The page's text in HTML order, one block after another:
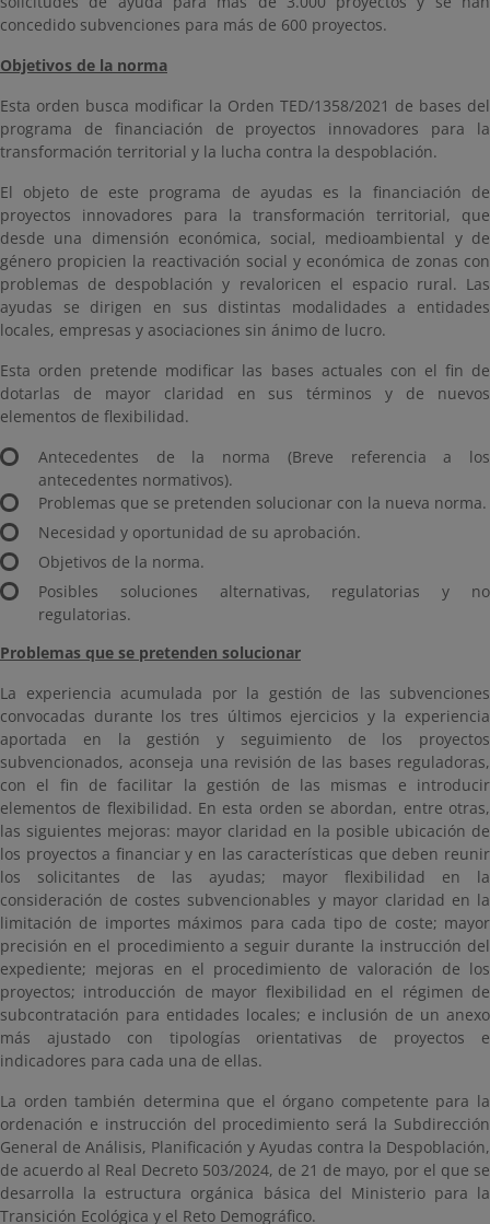
concedido subvenciones para más de 600 proyectos.
Objetivos de la norma
Esta orden busca modificar la Orden TED/1358/2021 de bases del
programa de financiación de proyectos innovadores para la
transformación territorial y la lucha contra la despoblación.
El objeto de este programa de ayudas es la financiación de
proyectos innovadores para la transformación territorial, que
desde una dimensión económica, social, medioambiental y de
género propicien la reactivación social y económica de zonas con
problemas de despoblación y revaloricen el espacio rural. Las
ayudas se dirigen en sus distintas modalidades a entidades
locales, empresas y asociaciones sin ánimo de lucro.
Esta orden pretende modificar las bases actuales con el fin de
dotarlas de mayor claridad en sus términos y de nuevos
elementos de flexibilidad.
Antecedentes de la norma (Breve referencia a los
antecedentes normativos).
Problemas que se pretenden solucionar con la nueva norma.
Necesidad y oportunidad de su aprobación.
Objetivos de la norma.
Posibles soluciones alternativas, regulatorias y no
regulatorias.
Problemas que se pretenden solucionar
La experiencia acumulada por la gestión de las subvenciones
convocadas durante los tres últimos ejercicios y la experiencia
aportada en la gestión y seguimiento de los proyectos
subvencionados, aconseja una revisión de las bases reguladoras,
con el fin de facilitar la gestión de las mismas e introducir
elementos de flexibilidad. En esta orden se abordan, entre otras,
las siguientes mejoras: mayor claridad en la posible ubicación de
los proyectos a financiar y en las características que deben reunir
los solicitantes de las ayudas; mayor flexibilidad en la
consideración de costes subvencionables y mayor claridad en la
limitación de importes máximos para cada tipo de coste; mayor
precisión en el procedimiento a seguir durante la instrucción del
expediente; mejoras en el procedimiento de valoración de los
proyectos; introducción de mayor flexibilidad en el régimen de
subcontratación para entidades locales; e inclusión de un anexo
más ajustado con tipologías orientativas de proyectos e
indicadores para cada una de ellas.
La orden también determina que el órgano competente para la
ordenación e instrucción del procedimiento será la Subdirección
General de Análisis, Planificación y Ayudas contra la Despoblación,
de acuerdo al Real Decreto 503/2024, de 21 de mayo, por el que se
desarrolla la estructura orgánica básica del Ministerio para la
Transición Ecológica y el Reto Demográfico.